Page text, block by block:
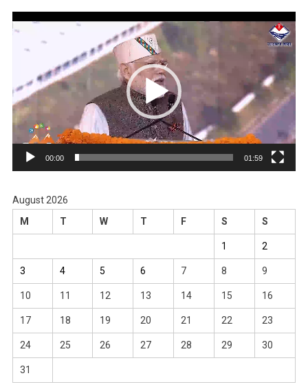
Video
00:00 01:59
August 2026
M
T W T F S S
1 2
3 4 5 6 7 8 9
10 11 12 13 14 15 16
17 18 19 20 21 22 23
24 25 26 27 28 29 30
31